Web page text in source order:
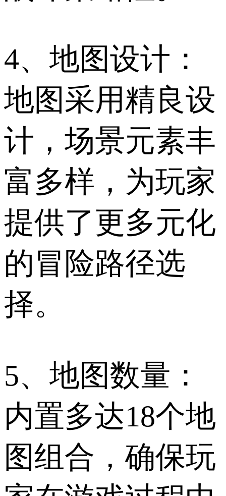
4、地图设计：
地图采用精良设
计，场景元素丰
富多样，为玩家
提供了更多元化
的冒险路径选
择。
5、地图数量：
内置多达18个地
图组合，确保玩